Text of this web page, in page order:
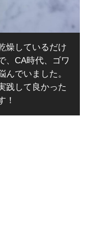
燥しているだけ
、CA時代、ゴワ
んでいました。
践して良かった
！